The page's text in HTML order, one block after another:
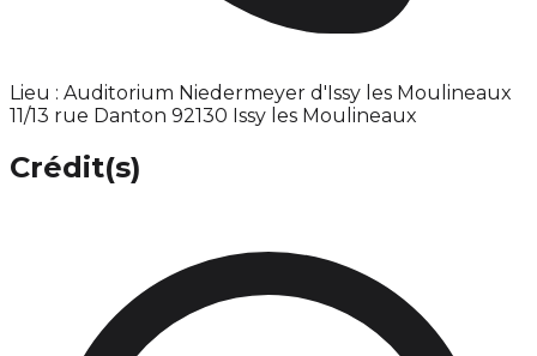
Lieu : Auditorium Niedermeyer d'Issy les Moulineaux
11/13 rue Danton 92130 Issy les Moulineaux
Crédit(s)